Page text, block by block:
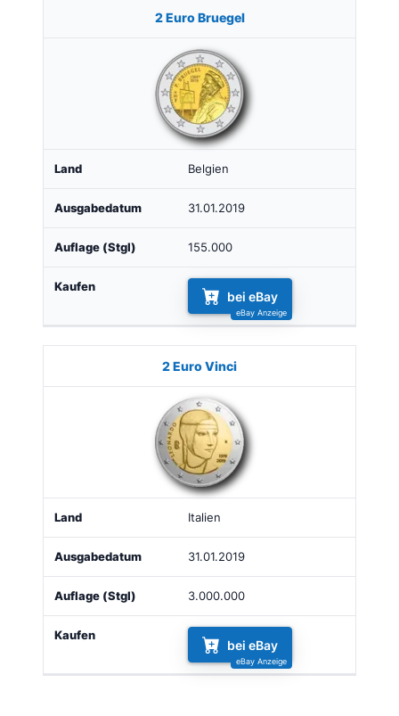
2 Euro Bruegel
Belgien
31.01.2019
155.000
bei eBay
2 Euro Vinci
Italien
31.01.2019
3.000.000
bei eBay